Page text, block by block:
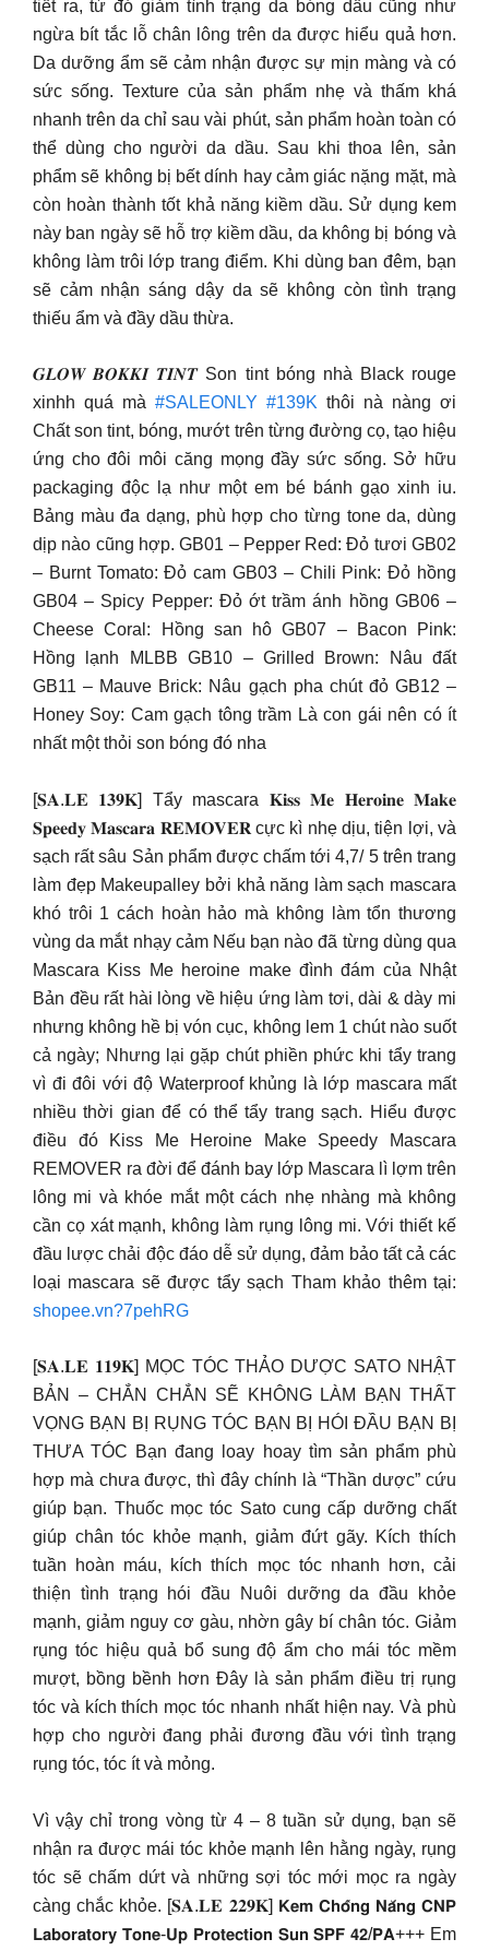
tiết ra, từ đó giảm tình trạng da bóng dầu cũng như
ngừa bít tắc lỗ chân lông trên da được hiểu quả hơn.
Da dưỡng ẩm sẽ cảm nhận được sự mịn màng và có
sức sống. Texture của sản phẩm nhẹ và thấm khá
nhanh trên da chỉ sau vài phút, sản phẩm hoàn toàn có
thể dùng cho người da dầu. Sau khi thoa lên, sản
phẩm sẽ không bị bết dính hay cảm giác nặng mặt, mà
còn hoàn thành tốt khả năng kiềm dầu. Sử dụng kem
này ban ngày sẽ hỗ trợ kiềm dầu, da không bị bóng và
không làm trôi lớp trang điểm. Khi dùng ban đêm, bạn
sẽ cảm nhận sáng dậy da sẽ không còn tình trạng
thiếu ẩm và đầy dầu thừa.
𝑮𝑳𝑶𝑾 𝑩𝑶𝑲𝑲𝑰 𝑻𝑰𝑵𝑻 Son tint bóng nhà Black rouge
xinhh quá mà #SALEONLY #139K thôi nà nàng ơi
Chất son tint, bóng, mướt trên từng đường cọ, tạo hiệu
ứng cho đôi môi căng mọng đầy sức sống. Sở hữu
packaging độc lạ như một em bé bánh gạo xinh iu.
Bảng màu đa dạng, phù hợp cho từng tone da, dùng
dịp nào cũng hợp. GB01 – Pepper Red: Đỏ tươi GB02
– Burnt Tomato: Đỏ cam GB03 – Chili Pink: Đỏ hồng
GB04 – Spicy Pepper: Đỏ ớt trầm ánh hồng GB06 –
Cheese Coral: Hồng san hô GB07 – Bacon Pink:
Hồng lạnh MLBB GB10 – Grilled Brown: Nâu đất
GB11 – Mauve Brick: Nâu gạch pha chút đỏ GB12 –
Honey Soy: Cam gạch tông trầm Là con gái nên có ít
nhất một thỏi son bóng đó nha
[𝐒𝐀.𝐋𝐄 𝟏𝟑𝟗𝐊] Tẩy mascara 𝐊𝐢𝐬𝐬 𝐌𝐞 𝐇𝐞𝐫𝐨𝐢𝐧𝐞 𝐌𝐚𝐤𝐞
𝐒𝐩𝐞𝐞𝐝𝐲 𝐌𝐚𝐬𝐜𝐚𝐫𝐚 𝐑𝐄𝐌𝐎𝐕𝐄𝐑 cực kì nhẹ dịu, tiện lợi, và
sạch rất sâu Sản phẩm được chấm tới 4,7/ 5 trên trang
làm đẹp Makeupalley bởi khả năng làm sạch mascara
khó trôi 1 cách hoàn hảo mà không làm tổn thương
vùng da mắt nhạy cảm Nếu bạn nào đã từng dùng qua
Mascara Kiss Me heroine make đình đám của Nhật
Bản đều rất hài lòng về hiệu ứng làm tơi, dài & dày mi
nhưng không hề bị vón cục, không lem 1 chút nào suốt
cả ngày; Nhưng lại gặp chút phiền phức khi tẩy trang
vì đi đôi với độ Waterproof khủng là lớp mascara mất
nhiều thời gian để có thể tẩy trang sạch. Hiểu được
điều đó Kiss Me Heroine Make Speedy Mascara
REMOVER ra đời để đánh bay lớp Mascara lì lợm trên
lông mi và khóe mắt một cách nhẹ nhàng mà không
cần cọ xát mạnh, không làm rụng lông mi. Với thiết kế
đầu lược chải độc đáo dễ sử dụng, đảm bảo tất cả các
loại mascara sẽ được tẩy sạch Tham khảo thêm tại:
shopee.vn?7pehRG
[𝐒𝐀.𝐋𝐄 𝟏𝟏𝟗𝐊] MỌC TÓC THẢO DƯỢC SATO NHẬT
BẢN – CHẮN CHẮN SẼ KHÔNG LÀM BẠN THẤT
VỌNG BẠN BỊ RỤNG TÓC BẠN BỊ HÓI ĐẦU BẠN BỊ
THƯA TÓC Bạn đang loay hoay tìm sản phẩm phù
hợp mà chưa được, thì đây chính là “Thần dược” cứu
giúp bạn. Thuốc mọc tóc Sato cung cấp dưỡng chất
giúp chân tóc khỏe mạnh, giảm đứt gãy. Kích thích
tuần hoàn máu, kích thích mọc tóc nhanh hơn, cải
thiện tình trạng hói đầu Nuôi dưỡng da đầu khỏe
mạnh, giảm nguy cơ gàu, nhờn gây bí chân tóc. Giảm
rụng tóc hiệu quả bổ sung độ ẩm cho mái tóc mềm
mượt, bồng bềnh hơn Đây là sản phẩm điều trị rụng
tóc và kích thích mọc tóc nhanh nhất hiện nay. Và phù
hợp cho người đang phải đương đầu với tình trạng
rụng tóc, tóc ít và mỏng.
Vì vậy chỉ trong vòng từ 4 – 8 tuần sử dụng, bạn sẽ
nhận ra được mái tóc khỏe mạnh lên hằng ngày, rụng
tóc sẽ chấm dứt và những sợi tóc mới mọc ra ngày
càng chắc khỏe. [𝐒𝐀.𝐋𝐄 𝟐𝟐𝟗𝐊] 𝗞𝗲𝗺 𝗖𝗵𝗼̂́𝗻𝗴 𝗡𝗮̆́𝗻𝗴 𝗖𝗡𝗣
𝗟𝗮𝗯𝗼𝗿𝗮𝘁𝗼𝗿𝘆 𝗧𝗼𝗻𝗲-𝗨𝗽 𝗣𝗿𝗼𝘁𝗲𝗰𝘁𝗶𝗼𝗻 𝗦𝘂𝗻 𝗦𝗣𝗙 𝟰𝟮/𝗣𝗔+++ Em